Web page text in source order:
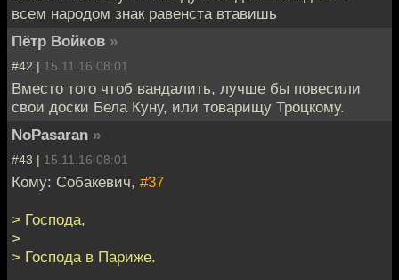
всем народом знак равенста втавишь
Пётр Войков »
#42 | 15.11.16 08:01
Вместо того чтоб вандалить, лучше бы повесили
свои доски Бела Куну, или товарищу Троцкому.
NoPasaran »
#43 | 15.11.16 08:01
Кому: Собакевич, #37
> Господа,
>
> Господа в Париже.